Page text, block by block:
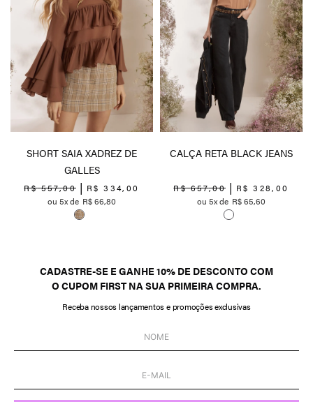
SHORT SAIA XADREZ DE
GALLES
R$ 557,00 R$ 334, 00
5
R$66,80
CALÇA RETA BLACK JEANS
R$ 657,00 R$ 328, 00
5
R$65,60
CADASTRE-SE E GANHE 10% DE DESCONTO COM
O CUPOM FIRST NA SUA PRIMEIRA COMPRA.
Receba nossos lançamentos e promoções exclusivas